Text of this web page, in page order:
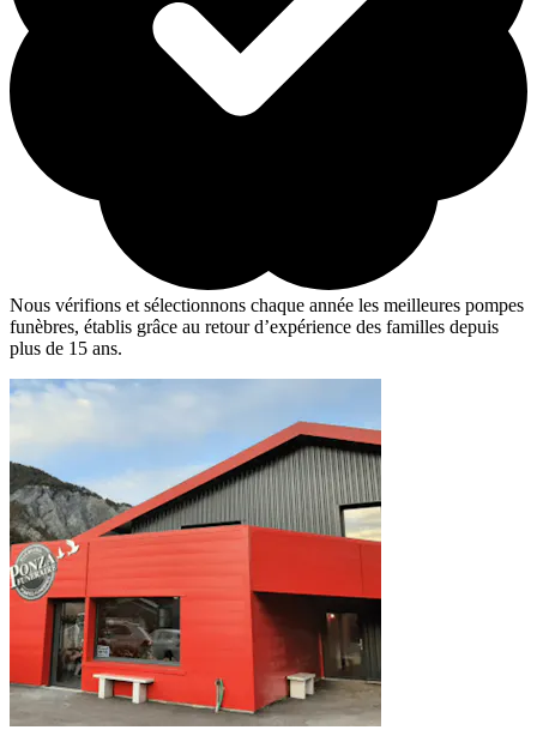
Nous vérifions et sélectionnons chaque année les meilleures pompes
funèbres, établis grâce au retour d’expérience des familles depuis
plus de 15 ans.